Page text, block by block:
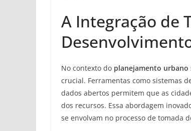
A Integração de
No contexto do planejamento urbano
crucial. Ferramentas como sistemas
dados abertos permitem que as
dos recursos. Essa abordagem
se envolvam no processo de tomada